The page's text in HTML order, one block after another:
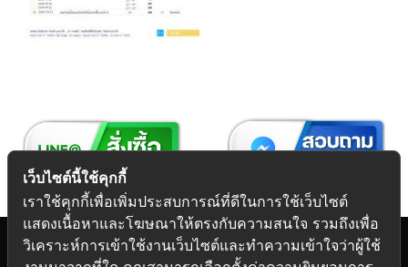
เว็บไซต์นี้ใช้คุกกี้
เราใช้คุกกี้เพื่อเพิ่มประสบการณ์ที่ดีในการใช้เว็บไซต์
แสดงเนื้อหาและโฆษณาให้ตรงกับความสนใจ รวมถึงเพื่อ
วิเคราะห์การเข้าใช้งานเว็บไซต์และทำความเข้าใจว่าผู้ใช้